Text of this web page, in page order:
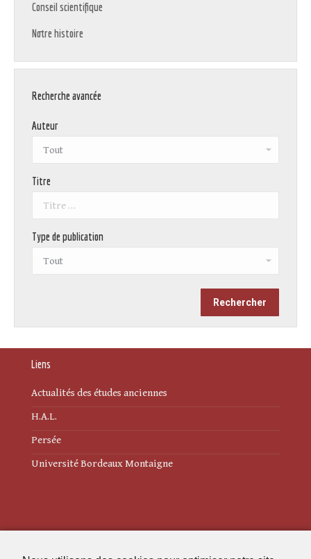
Conseil scientifique
Notre histoire
Recherche avancée
Auteur
Titre
Type de publication
Liens
Actualités des études anciennes
H.A.L.
Persée
Université Bordeaux Montaigne